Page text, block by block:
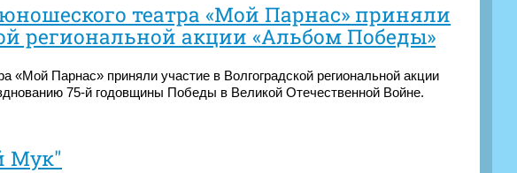
театра «Мой Парнас» приняли
региональной акции «Альбом Победы»
«Мой Парнас» приняли участие в Волгоградской региональной акции
75-й годовщины Победы в Великой Отечественной Войне.
Мук"